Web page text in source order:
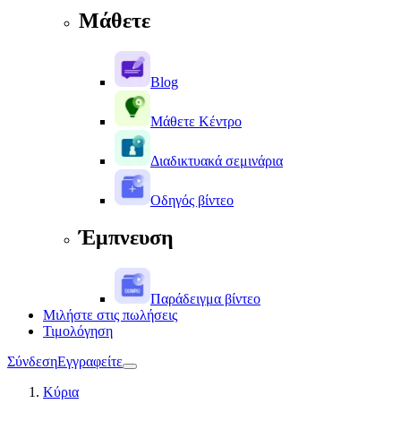
Μάθετε
Blog
Μάθετε Κέντρο
Διαδικτυακά σεμινάρια
Οδηγός βίντεο
Έμπνευση
Παράδειγμα βίντεο
Μιλήστε στις πωλήσεις
Τιμολόγηση
ΣύνδεσηΕγγραφείτε
Κύρια